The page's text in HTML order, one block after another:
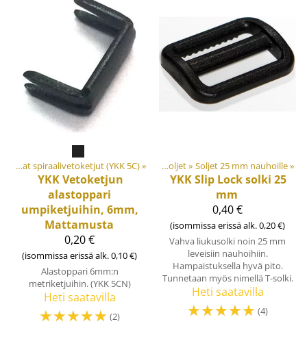
Keskivahvat spiraalivetoketjut (YKK 5C)‪»
YKK Vetoketjun
alastoppari
umpiketjuihin, 6mm,
Mattamusta
0,20 €
(isommissa erissä alk. 0,10 €)
Alastoppari 6mm:n
metriketjuihin. (YKK 5CN)
Heti saatavilla
☆☆☆☆☆ (2)
Muovi- ja metalliosat‪» Soljet ja säätösoljet‪» Soljet 25 mm nauhoille‪»
YKKSlip Lock solki 25
mm
0,40 €
(isommissa erissä alk. 0,20 €)
Vahva liukusolki noin 25 mm
leveisiin nauhoihiin.
Hampaistuksella hyvä pito.
Tunnetaan myös nimellä T-solki.
Heti saatavilla
☆☆☆☆☆ (4)